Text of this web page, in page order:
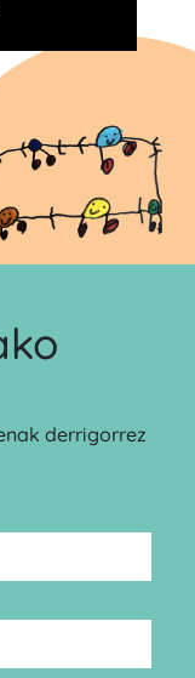
derrigorrez